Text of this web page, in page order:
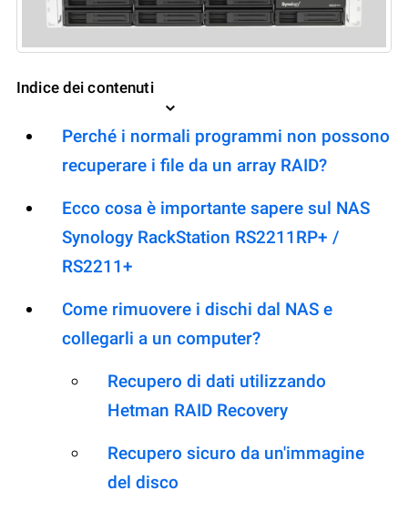
Indice dei contenuti
Perché i normali programmi non possono
recuperare i file da un array RAID?
Ecco cosa è importante sapere sul NAS
Synology RackStation RS2211RP+ /
RS2211+
Come rimuovere i dischi dal NAS e
collegarli a un computer?
Recupero di dati utilizzando
Hetman RAID Recovery
Recupero sicuro da un'immagine
del disco